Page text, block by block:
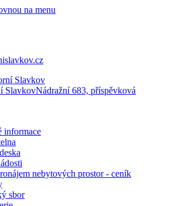
na menu
SlavkovNádražní 683, příspěvková
informace
nebytových prostor - ceník
sbor